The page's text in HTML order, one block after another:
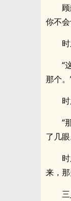
你不
“
那个。
“
了几眼
来，